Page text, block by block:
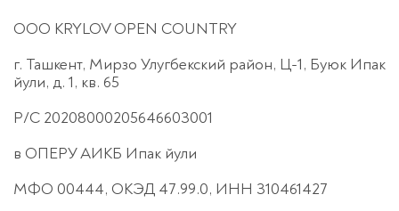
ООО KRYLOV OPEN COUNTRY
г. Ташкент, Мирзо Улугбекский район, Ц-1, Буюк Ипак
йули, д. 1, кв. 65
Р/С 20208000205646603001
в ОПЕРУ АИКБ Ипак йули
МФО 00444, ОКЭД 47.99.0, ИНН 310461427